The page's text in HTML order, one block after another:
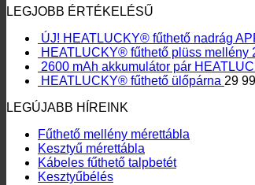
LEGJOBB ÉRTÉKELÉSŰ
ÚJ! HEATLUCKY® fűthető nadrág
HEATLUCKY® fűthető plüss mellény
2600 mAh akkumulátor pár
HEATLUCKY® fűthető ülőpárna 29
LEGÚJABB HÍREINK
Fűthető mellény mérettábla
Kesztyű mérettábla
Kábeles fűthető talpbetét
Kesztyűbélés